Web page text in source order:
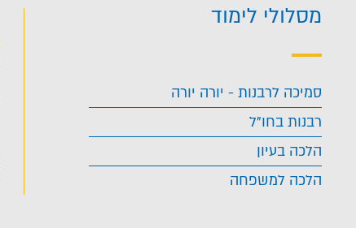
מסלולי לימוד
סמיכה לרבנות - יורה יורה
רבנות בחו"ל
הלכה בעיון
הלכה למשפחה